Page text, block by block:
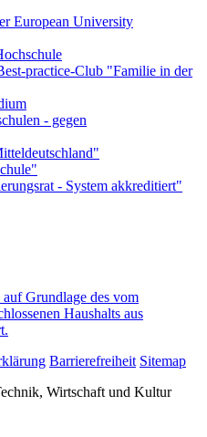
Grundlage des vom
Haushalts aus
Barrierefreiheit Sitemap
Wirtschaft und Kultur